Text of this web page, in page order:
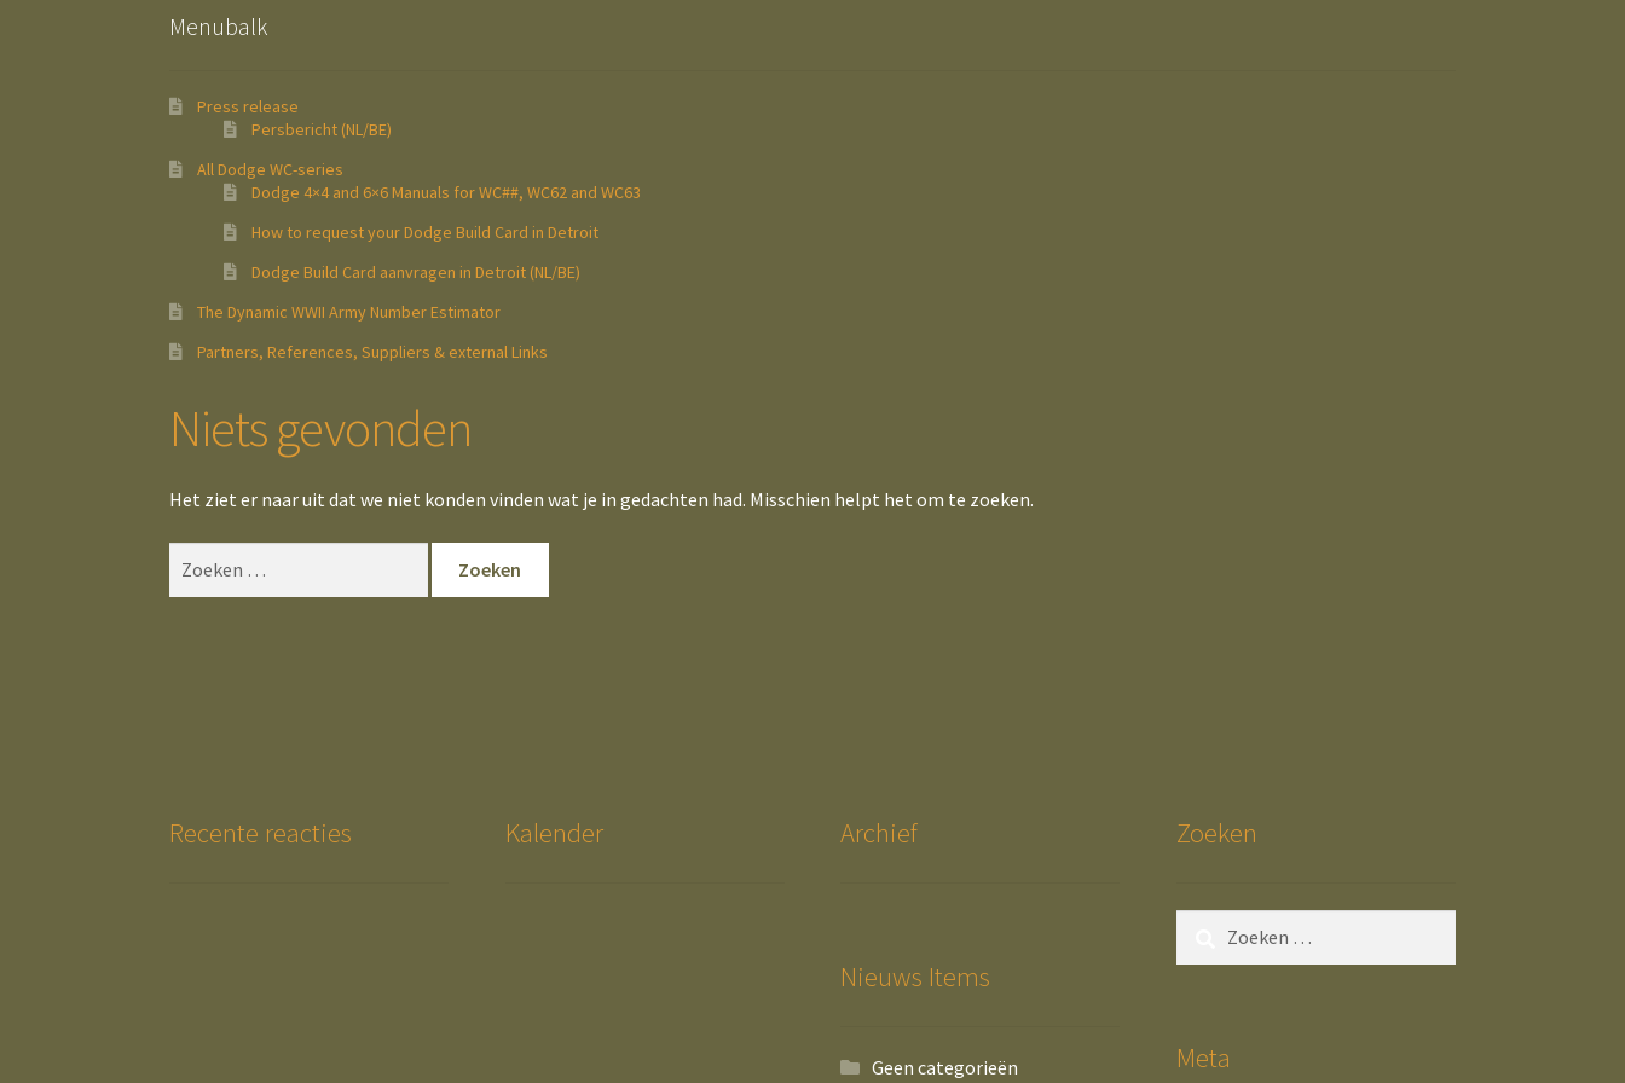
Menubalk
Press release
Persbericht (NL/BE)
All Dodge WC-series
Dodge 4×4 and 6×6 Manuals for WC##, WC62 and WC63
How to request your Dodge Build Card in Detroit
Dodge Build Card aanvragen in Detroit (NL/BE)
The Dynamic WWII Army Number Estimator
Partners, References, Suppliers & external Links
Niets gevonden
Het ziet er naar uit dat we niet konden vinden wat je in gedachten had. Misschien helpt het om te zoeken.
Recente reacties Kalender Archief
Nieuws Items
Geen categorieën
Zoeken
Meta